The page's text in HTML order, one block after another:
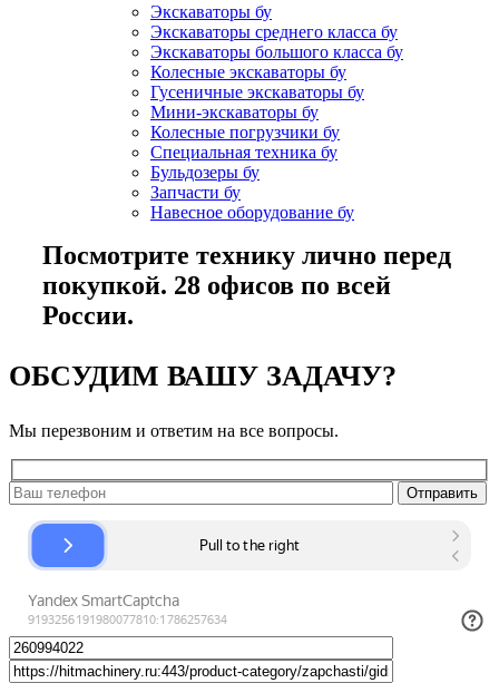
Экскаваторы бу
Экскаваторы среднего класса бу
Экскаваторы большого класса бу
Колесные экскаваторы бу
Гусеничные экскаваторы бу
Мини-экскаваторы бу
Колесные погрузчики бу
Специальная техника бу
Бульдозеры бу
Запчасти бу
Навесное оборудование бу
Посмотрите технику лично перед
покупкой. 28 офисов по всей
России.
ОБСУДИМ ВАШУ ЗАДАЧУ?
Мы перезвоним и ответим на все вопросы.